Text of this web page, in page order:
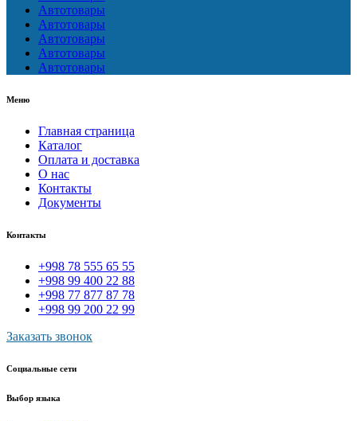
Автотовары
Автотовары
Автотовары
Автотовары
Автотовары
Меню
Главная страница
Каталог
Оплата и доставка
О нас
Контакты
Документы
Контакты
+998 78 555 65 55
+998 99 400 22 88
+998 77 877 87 78
+998 99 200 22 99
Заказать звонок
Социальные сети
Выбор языка